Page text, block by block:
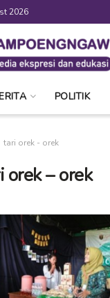
2026
POLITIK
tari orek - orek
orek – orek